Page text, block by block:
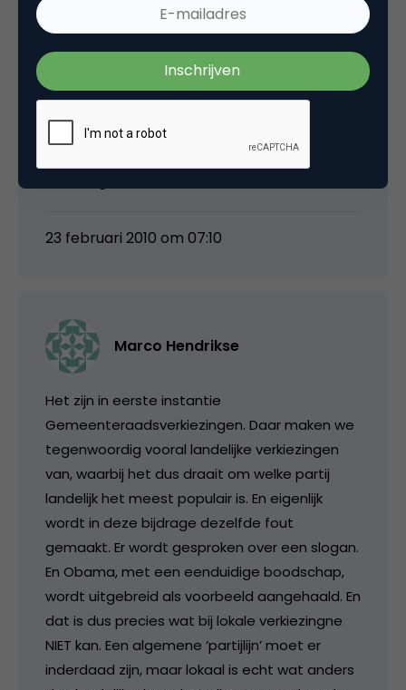
tenslotte om. Niet het kanaal puur als
marketinginstrument benutten.
Ik ben het wel eens met de strekking van dit
verhaal. Sociale media worden nu erg ad hoc
ingezet, zonder strategie (ook op lokaal
niveau dus). Zonder samenhang. Daar valt
23 februari 2010 om 07:10
Marco Hendrikse
Het zijn in eerste instantie
Gemeenteraadsverkiezingen. Daar maken we
tegenwoordig vooral landelijke verkiezingen
van, waarbij het dus draait om welke partij
landelijk het meest populair is. En eigenlijk
wordt in deze bijdrage dezelfde fout
gemaakt. Er wordt gesproken over een slogan.
En Obama, met een eenduidige boodschap,
wordt uitgebreid als voorbeeld aangehaald. En
dat is dus precies wat bij lokale verkiezingne
NIET kan. Een algemene ‘partijlijn’ moet er
inderdaad zijn, maar lokaal is echt wat anders